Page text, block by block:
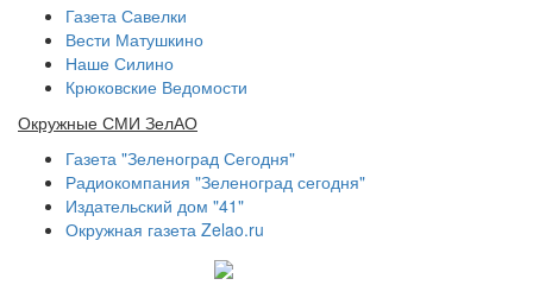
Газета Савелки
Вести Матушкино
Наше Силино
Крюковские Ведомости
Окружные СМИ ЗелАО
Газета "Зеленоград Сегодня"
Радиокомпания "Зеленоград сегодня"
Издательский дом "41"
Окружная газета Zelao.ru